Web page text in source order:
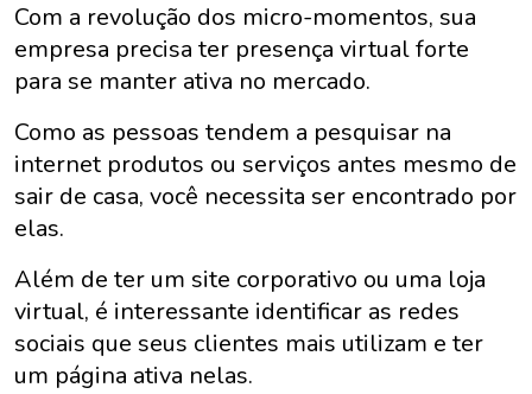
Com a revolução dos micro-momentos, sua
empresa precisa ter presença virtual forte
para se manter ativa no mercado.
Como as pessoas tendem a pesquisar na
internet produtos ou serviços antes mesmo de
sair de casa, você necessita ser encontrado por
elas.
Além de ter um site corporativo ou uma loja
virtual, é interessante identificar as redes
sociais que seus clientes mais utilizam e ter
um página ativa nelas.